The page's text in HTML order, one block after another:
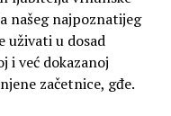
našeg najpoznatijeg
uživati u dosad
i već dokazanoj
začetnice, gđe.